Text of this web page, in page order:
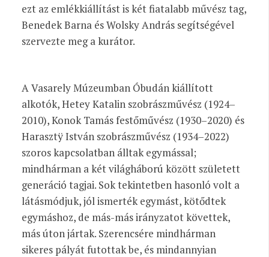
ezt az emlékkiállítást is két fiatalabb művész tag,
Benedek Barna és Wolsky András segítségével
szervezte meg a kurátor.
A Vasarely Múzeumban Óbudán kiállított
alkotók, Hetey Katalin szobrászművész (1924–
2010), Konok Tamás festőművész (1930–2020) és
Harasztÿ István szobrászművész (1934–2022)
szoros kapcsolatban álltak egymással;
mindhárman a két világháború között született
generáció tagjai. Sok tekintetben hasonló volt a
látásmódjuk, jól ismerték egymást, kötődtek
egymáshoz, de más-más irányzatot követtek,
más úton jártak. Szerencsére mindhárman
sikeres pályát futottak be, és mindannyian